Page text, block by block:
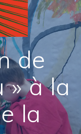
de
» à la
la